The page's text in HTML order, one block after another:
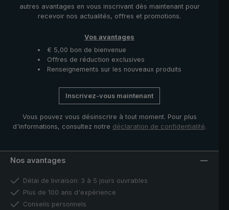
autres avantages en vous inscrivant dès maintenant pour
recevoir nos actualités, offres et promotions.
Vos avantages
€ 5,00 bon de bienvenue
Offres de réduction exclusives
Renseignements sur les nouveaux produits
Inscrivez-vous maintenant
Vous pouvez vous désinscrire à tout moment. Pour plus
d'informations, consultez notre déclaration de confidentialité.
Nos avantages
Délai de livraison: 3 à 5 jours ouvrables
Plus de 100 ans d'expérience
Conseils personnels